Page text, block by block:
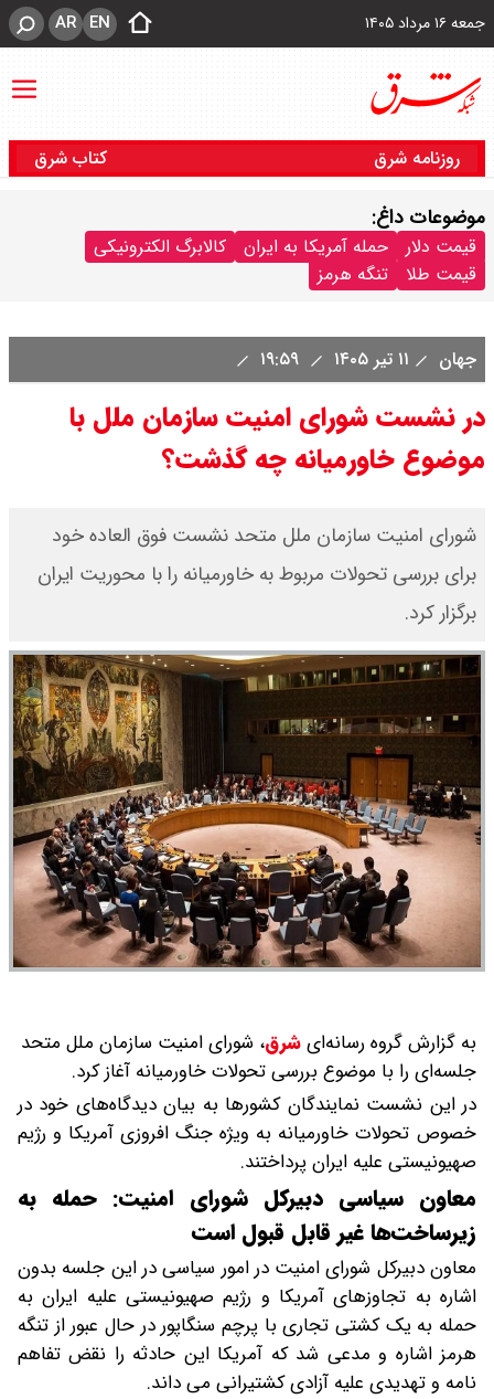
جمعه ۱۶ مرداد ۱۴۰۵ EN
AR
روزنامه شرق کتاب شرق
موضوعات داغ:
قیمت دلار حمله آمریکا به ایران
کالابرگ الکترونیکی
قیمت طلا
تنگه هرمز
جهان ۱۱ تیر ۱۴۰۵
در نشست شورای امنیت سازمان ملل با
موضوع خاورمیانه چه گذشت؟
شورای امنیت سازمان ملل متحد نشست فوق العاده خود
برای بررسی تحولات مربوط به خاورمیانه را با محوریت ایران
برگزار کرد.
به گزارش گروه رسانه‌ایشرق، شورای امنیت سازمان ملل متحد
جلسه‌ای را با موضوع بررسی تحولات خاورمیانه آغاز کرد.
در این نشست نمایندگان کشورها به بیان دیدگاه‌های خود در
خصوص تحولات خاورمیانه به ویژه جنگ افروزی آمریکا و رژیم
صهیونیستی علیه ایران پرداختند.
معاون سیاسی دبیرکل شورای امنیت: حمله به
زیرساخت‌ها غیر قابل قبول است
معاون دبیرکل شورای امنیت در امور سیاسی در این جلسه بدون
اشاره به تجاوزهای آمریکا و رژیم صهیونیستی علیه ایران به
حمله به یک کشتی تجاری با پرچم سنگاپور در حال عبور از تنگه
هرمز اشاره و مدعی شد که آمریکا این حادثه را نقض تفاهم
نامه و تهدیدی علیه آزادی کشتیرانی می داند.